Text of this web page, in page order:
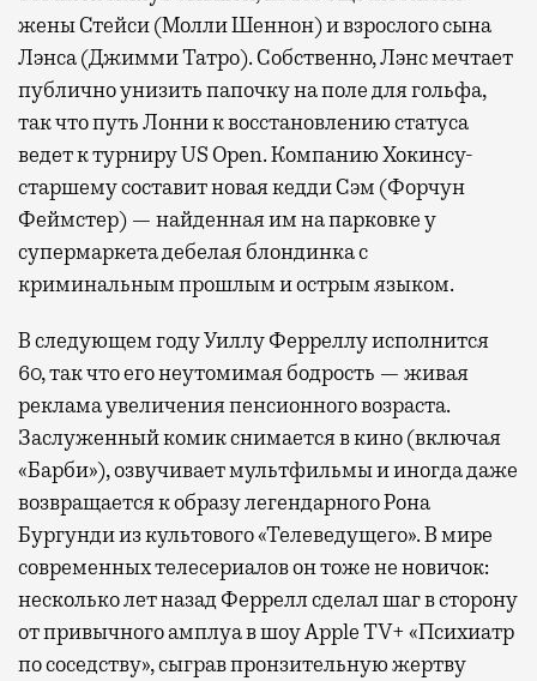
жены Стейси (Молли Шеннон) и взрослого сына
Лэнса (Джимми Татро). Собственно, Лэнс мечтает
публично унизить папочку на поле для гольфа,
так что путь Лонни к восстановлению статуса
ведет к турниру US Open. Компанию Хокинсу-
старшему составит новая кедди Сэм (Форчун
Феймстер) — найденная им на парковке у
супермаркета дебелая блондинка с
криминальным прошлым и острым языком.
В следующем году Уиллу Ферреллу исполнится
60, так что его неутомимая бодрость — живая
реклама увеличения пенсионного возраста.
Заслуженный комик снимается в кино (включая
«Барби»), озвучивает мультфильмы и иногда даже
возвращается к образу легендарного Рона
Бургунди из культового «Телеведущего». В мире
современных телесериалов он тоже не новичок:
несколько лет назад Феррелл сделал шаг в сторону
от привычного амплуа в шоу Apple TV+ «Психиатр
по соседству», сыграв пронзительную жертву